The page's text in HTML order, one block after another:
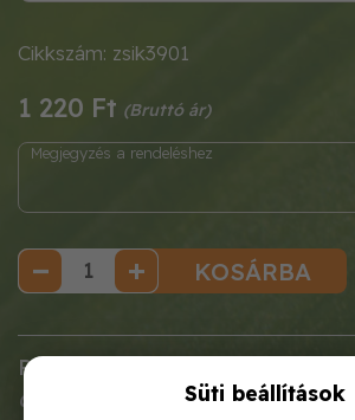
Cikkszám: zsik3901
1 220 Ft
KOSÁRBA
Paraméterei
Cikkszám
: zsik3901Süti beállítások